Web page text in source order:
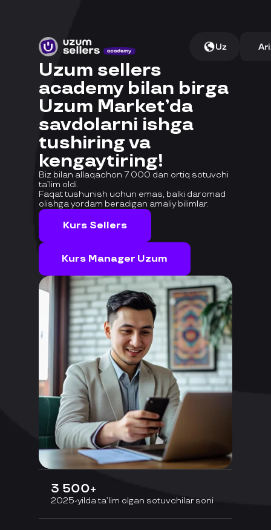
Uz
Uzum sellers
academy bilan birga
Uzum Market’da
savdolarni ishga
tushiring va
kengaytiring!
Biz bilan allaqachon 7 000 dan ortiq sotuvchi
ta’lim oldi.
Faqat tushunish uchun emas, balki daromad
olishga yordam beradigan amaliy bilimlar.
Kurs Sellers
Kurs Manager Uzum
3 500+
2025-yilda ta’lim olgan sotuvchilar soni